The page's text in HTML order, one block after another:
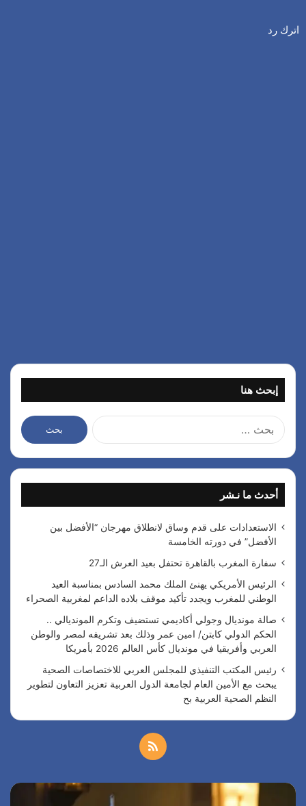
اترك رد
إبحث هنا
ن
:
أحدث ما نـشر
الاستعدادات على قدم وساق لانطلاق مهرجان “الأفضل بين
الأفضل” في دورته الخامسة
سفارة المغرب بالقاهرة تحتفل بعيد العرش الـ27
الرئيس الأمريكي يهنئ الملك محمد السادس بمناسبة العيد
الوطني للمغرب ويجدد تأكيد موقف بلاده الداعم لمغربية الصحراء
صالة مونديال وجولي أكاديمي تستضيف وتكرم المونديالي ..
الحكم الدولي كابتن/ امين عمر وذلك بعد تشريفه لمصر والوطن
العربي وأفريقيا في مونديال كأس العالم 2026 بأمريكا
رئيس المكتب التنفيذي للمجلس العربي للاختصاصات الصحية
يبحث مع الأمين العام لجامعة الدول العربية تعزيز التعاون لتطوير
النظم الصحية العربية بح
س